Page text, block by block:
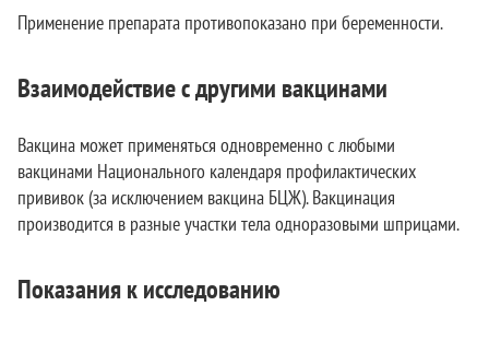
Применение препарата противопоказано при беременности.
Взаимодействие с другими вакцинами
Вакцина может применяться одновременно с любыми
вакцинами Национального календаря профилактических
прививок (за исключением вакцина БЦЖ). Вакцинация
производится в разные участки тела одноразовыми шприцами.
Показания к исследованию